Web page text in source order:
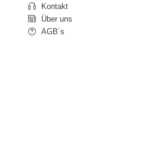
Kontakt
Über uns
AGB´s